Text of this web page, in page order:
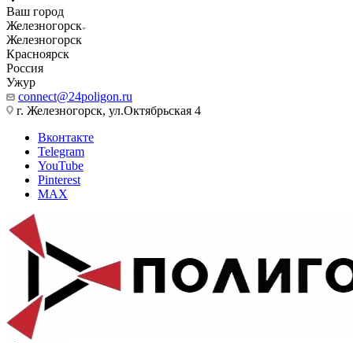
Ваш город
Железногорск
Железногорск
Красноярск
Россия
Ужур
connect@24poligon.ru
г. Железногорск, ул.Октябрьская 4
Вконтакте
Telegram
YouTube
Pinterest
MAX